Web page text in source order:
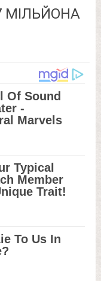
МІЛЬЙОНА